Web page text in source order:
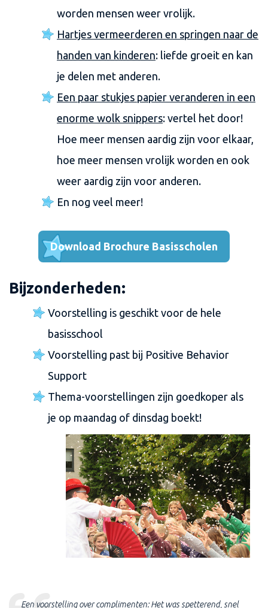
worden mensen weer vrolijk.
Hartjes vermeerderen en springen naar de
handen van kinderen: liefde groeit en kan
je delen met anderen.
Een paar stukjes papier veranderen in een
enorme wolk snippers: vertel het door!
Hoe meer mensen aardig zijn voor elkaar,
hoe meer mensen vrolijk worden en ook
weer aardig zijn voor anderen.
En nog veel meer!
Download Brochure Basisscholen
Bijzonderheden:
Voorstelling is geschikt voor de hele
basisschool
Voorstelling past bij Positive Behavior
Support
Thema-voorstellingen zijn goedkoper als
je op maandag of dinsdag boekt!
Een voorstelling over complimenten: Het was spetterend, snel